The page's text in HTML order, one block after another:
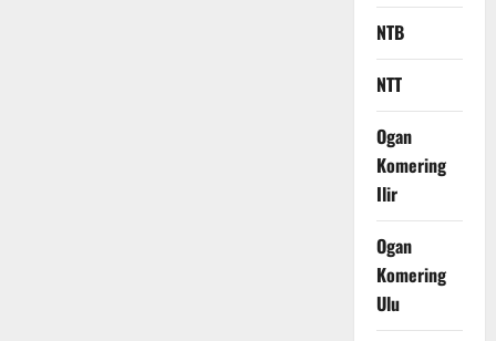
NTB
NTT
Ogan
Komering
Ilir
Ogan
Komering
Ulu